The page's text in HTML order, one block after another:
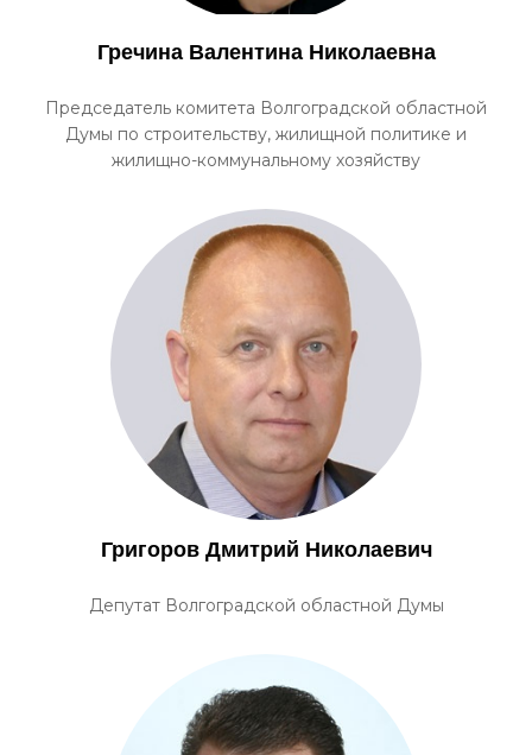
Гречина Валентина Николаевна
Председатель комитета Волгоградской областной
Думы по строительству, жилищной политике и
жилищно-коммунальному хозяйству
Григоров Дмитрий Николаевич
Депутат Волгоградской областной Думы